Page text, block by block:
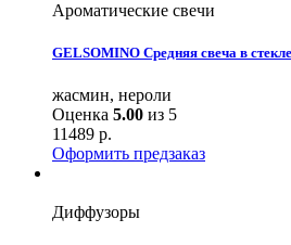
Ароматические свечи
GELSOMINO Средняя свеча в
жасмин, нероли
Оценка 5.00 из 5
11489 р.
Оформить предзаказ
Диффузоры